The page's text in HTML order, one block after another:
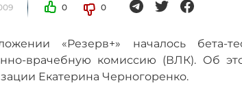
0 0
«Резерв+» началось бета-
врачебную комиссию (ВЛК). Об
Екатерина Черногоренко.